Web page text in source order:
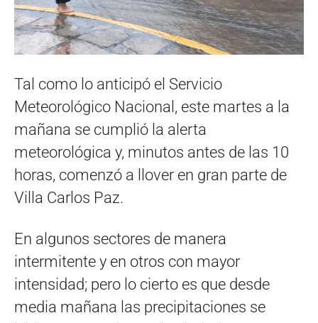
Tal como lo anticipó el Servicio
Meteorológico Nacional, este martes a la
mañana se cumplió la alerta
meteorológica y, minutos antes de las 10
horas, comenzó a llover en gran parte de
Villa Carlos Paz.
En algunos sectores de manera
intermitente y en otros con mayor
intensidad; pero lo cierto es que desde
media mañana las precipitaciones se